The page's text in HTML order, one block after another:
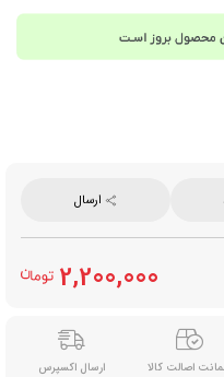
ارسال
2,200,000
اصالت کالا ارسال اکسپرس